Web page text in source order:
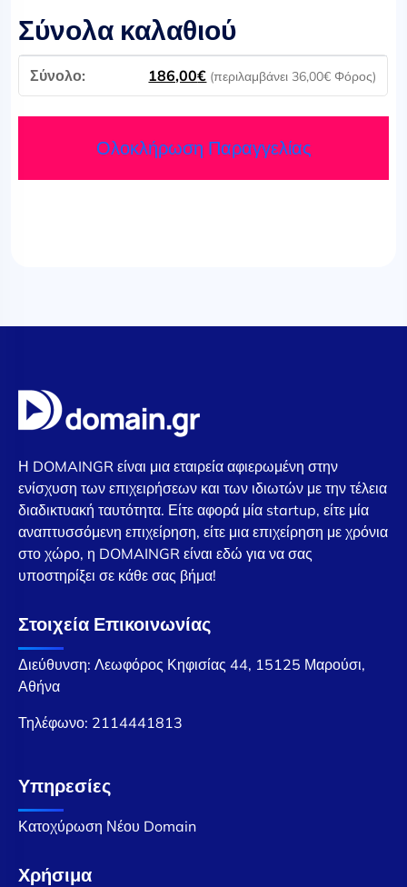
Σύνολα καλαθιού
186,00€ (περιλαμβάνει 36,00€ Φόρος)
Ολοκλήρωση Παραγγελίας
Η DOMAINGR είναι μια εταιρεία αφιερωμένη στην
ενίσχυση των επιχειρήσεων και των ιδιωτών με την τέλεια
διαδικτυακή ταυτότητα. Είτε αφορά μία startup, είτε μία
αναπτυσσόμενη επιχείρηση, είτε μια επιχείρηση με χρόνια
στο χώρο, η DOMAINGR είναι εδώ για να σας
υποστηρίξει σε κάθε σας βήμα!
Στοιχεία Επικοινωνίας
Διεύθυνση: Λεωφόρος Κηφισίας 44, 15125 Μαρούσι,
Αθήνα
Τηλέφωνο: 2114441813
Υπηρεσίες
Κατοχύρωση Νέου Domain
Χρήσιμα